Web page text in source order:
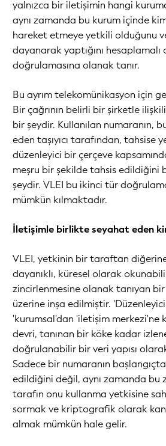
yalnızca bir iletişimin hangi
aynı zamanda bu kurum içinde
hareket etmeye yetkili olduğunu
dayanarak yaptığını hesaplamalı
doğrulamasına olanak tanır.
Bu ayrım telekomünikasyon için
Bir çağrının belirli bir şirketle
bir şeydir. Kullanılan numaranın,
eden taşıyıcı tarafından, tahsise
düzenleyici bir çerçeve
meşru bir şekilde tahsis edildiğini
şeydir. VLEI bu ikinci tür
mümkün kılmaktadır.
İletişimle birlikte seyahat eden
VLEI, yetkinin bir taraftan
dayanıklı, küresel olarak
zincirlenmesine olanak tanıyan
üzerine inşa edilmiştir.
'kurumsal'dan 'iletişim merkezi'ne
devri, tanınan bir köke kadar
doğrulanabilir bir veri yapısı
Sadece bir numaranın
edildiğini değil, aynı zamanda bu
tarafın onu kullanma yetkisine
sormak ve kriptografik olarak
almak mümkün hale gelir.